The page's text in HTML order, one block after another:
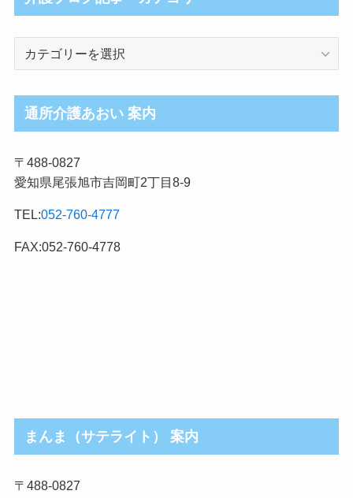
ロ
グ
事
カ
ゴ
リ
通所介護あおい 案内
〒488-0827
愛知県尾張旭市吉岡町2丁目8-9
TEL:052-760-4777
FAX:052-760-4778
まんま（サテライト） 案内
〒488-0827